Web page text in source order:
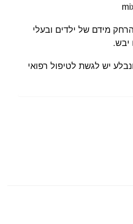
מידם של ילדים ובעלי
יבש.
יש לגשת לטיפול רפואי